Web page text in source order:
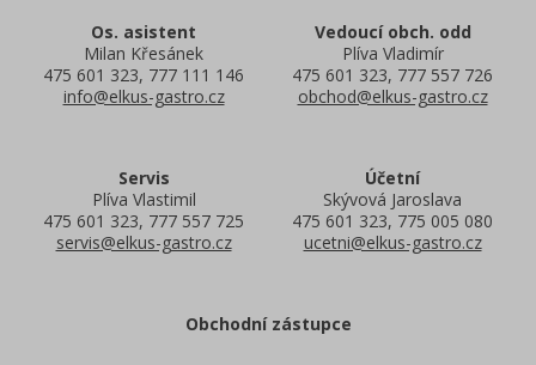
Os. asistent
Milan Křesánek
475 601 323, 777 111 146
info@elkus-gastro.cz
Vedoucí obch. odd
Plíva Vladimír
475 601 323, 777 557 726
obchod@elkus-gastro.cz
Servis
Plíva Vlastimil
475 601 323, 777 557 725
servis@elkus-gastro.cz
Účetní
Skývová Jaroslava
475 601 323, 775 005 080
ucetni@elkus-gastro.cz
Obchodní zástupce